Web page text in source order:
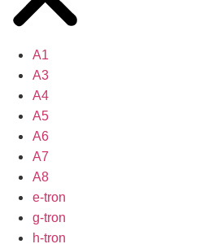
A1
A3
A4
A5
A6
A7
A8
e-tron
g-tron
h-tron